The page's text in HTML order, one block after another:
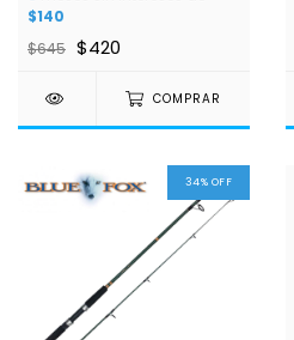
$140
$645 $420
COMPRAR
34% OFF